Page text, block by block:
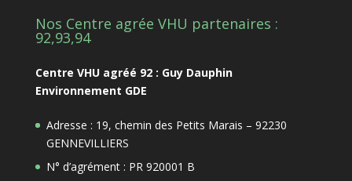
Nos Centre agrée VHU partenaires :
92,93,94
Centre VHU agréé 92 : Guy Dauphin
Environnement GDE
Adresse : 19, chemin des Petits Marais – 92230
GENNEVILLIERS
N° d’agrément : PR 920001 B